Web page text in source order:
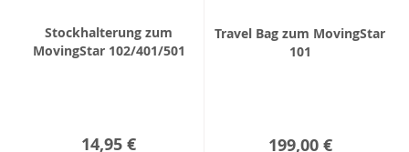
Stockhalterung zum
MovingStar 102/401/501
14,95 €
Travel Bag zum MovingStar
101
199,00 €